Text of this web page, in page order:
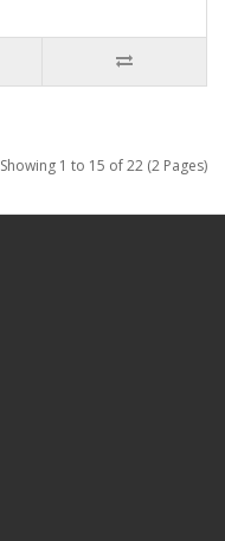
Showing 1 to 15 of 22 (2 Pages)